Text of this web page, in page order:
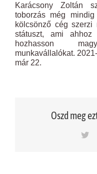
Karácsony Zoltán
toborzás még
kölcsönző cég szerzi
státuszt, ami
hozhasson
munkavállalókat.
már 22.
Oszd meg